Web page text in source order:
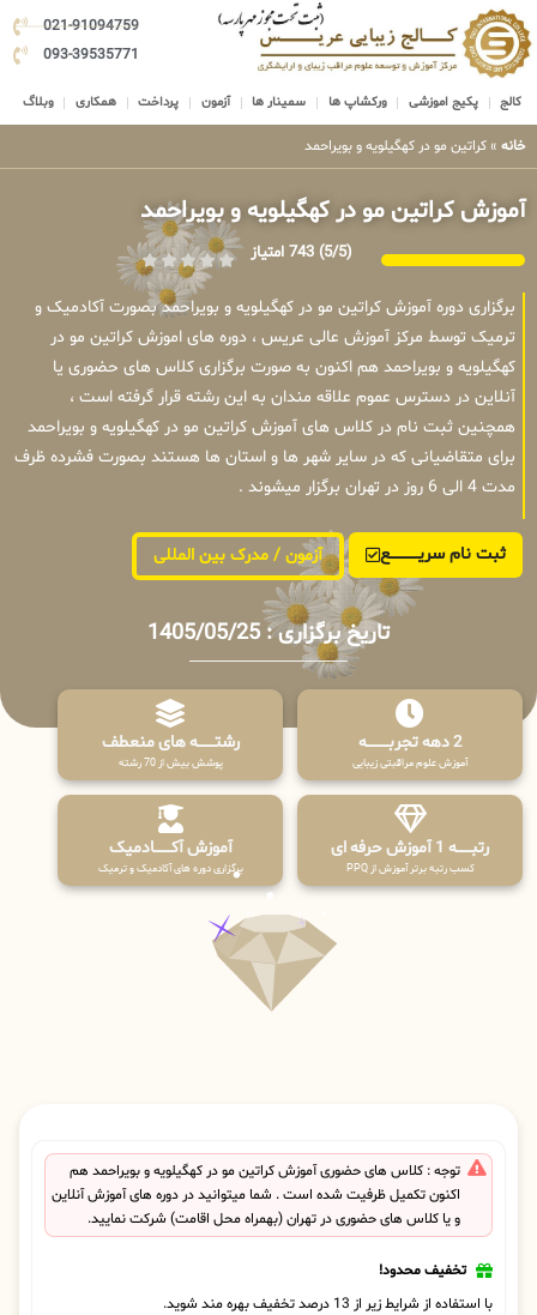
021-91094759
093-39535771
کالج پکیج اموزشی ورکشاپ ها سمینار ها آزمون پرداخت همکاری وبلاگ
خانه » کراتین مو در کهگیلویه و بویراحمد
آموزش کراتین مو در کهگیلویه و بویراحمد
(5/5) 743 امتیاز
برگزاری دوره آموزش کراتین مو در کهگیلویه و بویراحمد بصورت آکادمیک و
ترمیک توسط مرکز آموزش عالی عریس ، دوره های اموزش کراتین مو در
کهگیلویه و بویراحمد هم اکنون به صورت برگزاری کلاس های حضوری یا
آنلاین در دسترس عموم علاقه مندان به این رشته قرار گرفته است ،
همچنین ثبت نام در کلاس های آموزش کراتین مو در کهگیلویه و بویراحمد
برای متقاضیانی که در سایر شهر ها و استان ها هستند بصورت فشرده ظرف
مدت 4 الی 6 روز در تهران برگزار میشوند .
ثبت نام سریــــــــــــع آزمون / مدرک بین المللی
تاریخ برگزاری : 1405/05/25
2 دهه تجربـــــــــه
آموزش علوم مراقبتی زیبایی
رشتـــــــه های منعطف
پوشش بیش از 70 رشته
رتبــــــه 1 آموزش حرفه ای
کسب رتبه برتر آموزش از PPQ
آموزش آکـــــــادمیک
برگزاری دوره های آکادمیک و ترمیک
توجه : کلاس های حضوری آموزش کراتین مو در کهگیلویه و بویراحمد هم
اکنون تکمیل ظرفیت شده است . شما میتوانید در دوره های آموزش آنلاین
و یا کلاس های حضوری در تهران (بهمراه محل اقامت) شرکت نمایید.
تخفیف محدود!
با استفاده از شرایط زیر از 13 درصد تخفیف بهره مند شوید.